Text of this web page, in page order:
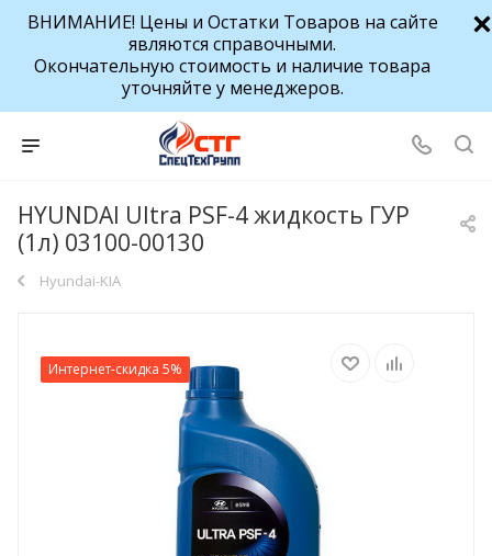
ВНИМАНИЕ! Цены и Остатки Товаров на сайте
являются справочными.
Окончательную стоимость и наличие товара
уточняйте у менеджеров.
HYUNDAI Ultra PSF-4 жидкость ГУР
(1л) 03100-00130
Hyundai-KIA
Интернет-скидка 5%